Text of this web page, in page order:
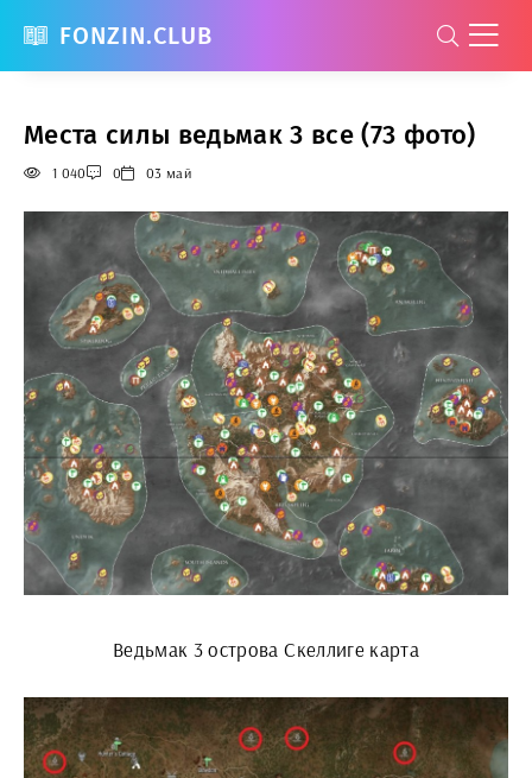
FONZIN.CLUB
Места силы ведьмак 3 все (73 фото)
1 040 0 03 май
Ведьмак 3 острова Скеллиге карта